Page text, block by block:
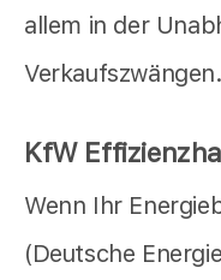
allem in der
Verkaufszwängen.
KfW
Wenn Ihr
(Deutsche